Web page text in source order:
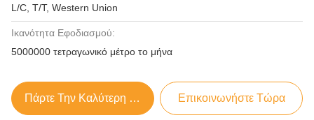
L/C, T/T, Western Union
Ικανότητα Εφοδιασμού:
5000000 τετραγωνικό μέτρο το μήνα
Πάρτε Την Καλύτερη Τιμή Επικοινωνήστε Τώρα